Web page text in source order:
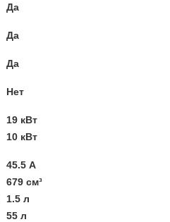
Да
Да
Да
Нет
19 кВт
10 кВт
45.5 А
679 см³
1.5 л
55 л